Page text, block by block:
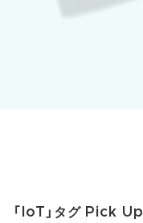
「IoT」タグ Pick Up